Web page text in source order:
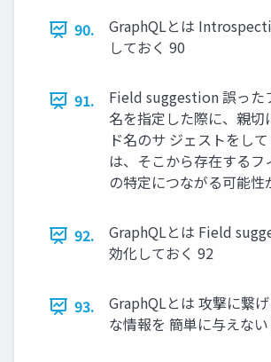
90.
GraphQLとは
しておく 90
91.
Field suggestion 誤った
名を指定した際に、親切
ド名のサ ジェストをし
は、そこから存在するフ
の特定につながる可能性
92.
GraphQLとは Field
効化しておく 92
93.
GraphQLとは 攻撃に繋
な情報を 簡単に与えない